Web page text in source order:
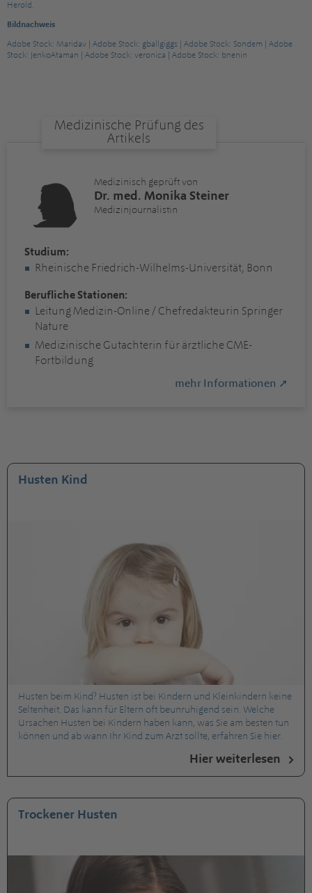
Herold.
Bildnachweis
Adobe Stock: Maridav | Adobe Stock: gballgiggs | Adobe Stock: Sondem | Adobe
Stock: JenkoAtaman | Adobe Stock: veronica | Adobe Stock: bnenin
Medizinische Prüfung des
Artikels
Medizinisch geprüft von
Dr. med. Monika Steiner
Medizinjournalistin
Studium:
Rheinische Friedrich-Wilhelms-Universität, Bonn
Berufliche Stationen:
Leitung Medizin-Online / Chefredakteurin Springer
Nature
Medizinische Gutachterin für ärztliche CME-
Fortbildung
mehr Informationen ➚
Husten Kind
Husten beim Kind? Husten ist bei Kindern und Kleinkindern keine
Seltenheit. Das kann für Eltern oft beunruhigend sein. Welche
Ursachen Husten bei Kindern haben kann, was Sie am besten tun
können und ab wann Ihr Kind zum Arzt sollte, erfahren Sie hier.
Hier weiterlesen
Trockener Husten